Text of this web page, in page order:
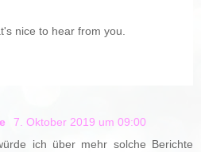
nice to hear from you.
7. Oktober 2019 um 09:00
ich über mehr solche Berichte